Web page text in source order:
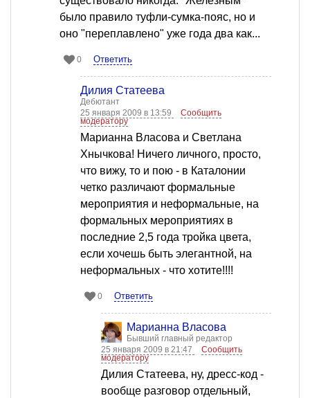
было правило туфли-сумка-пояс, но и
оно "переплавлено" уже года два как...
0 Ответить
Дилия Статеева
Дебютант
25 января 2009 в 13:59
Сообщить
модератору
Марианна Власова и Светлана
Хнычкова! Ничего личного, просто,
что вижу, то и пою - в Каталонии
четко различают формальные
мероприятия и неформальные, на
формальных мероприятиях в
последние 2,5 года тройка цвета,
если хочешь быть элегантной, на
неформальных - что хотите!!!!
0 Ответить
Марианна Власова
Бывший главный редактор
25 января 2009 в 21:47
Сообщить
модератору
Дилия Статеева, ну, дресс-код -
вообще разговор отдельный,